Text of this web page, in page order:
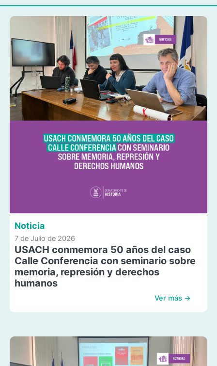
Noticia
7 de Julio de 2026
USACH conmemora 50 años del caso
Calle Conferencia con seminario sobre
memoria, represión y derechos
humanos
Ver más →